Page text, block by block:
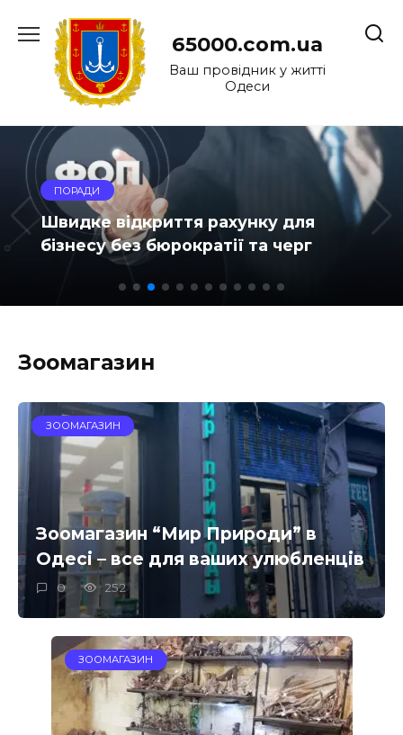
до
65000.com.ua
Ваш провідник у житті
Одеси
UNCATEGORIZED
Металлопластиковые окна:
современное решение для
комфорта и энергоэффективности
Зоомагазин
ЗООМАГАЗИН
Зоомагазин “Мир Природи” в
Одесі – все для ваших улюбленців
0 252
ЗООМАГАЗИН